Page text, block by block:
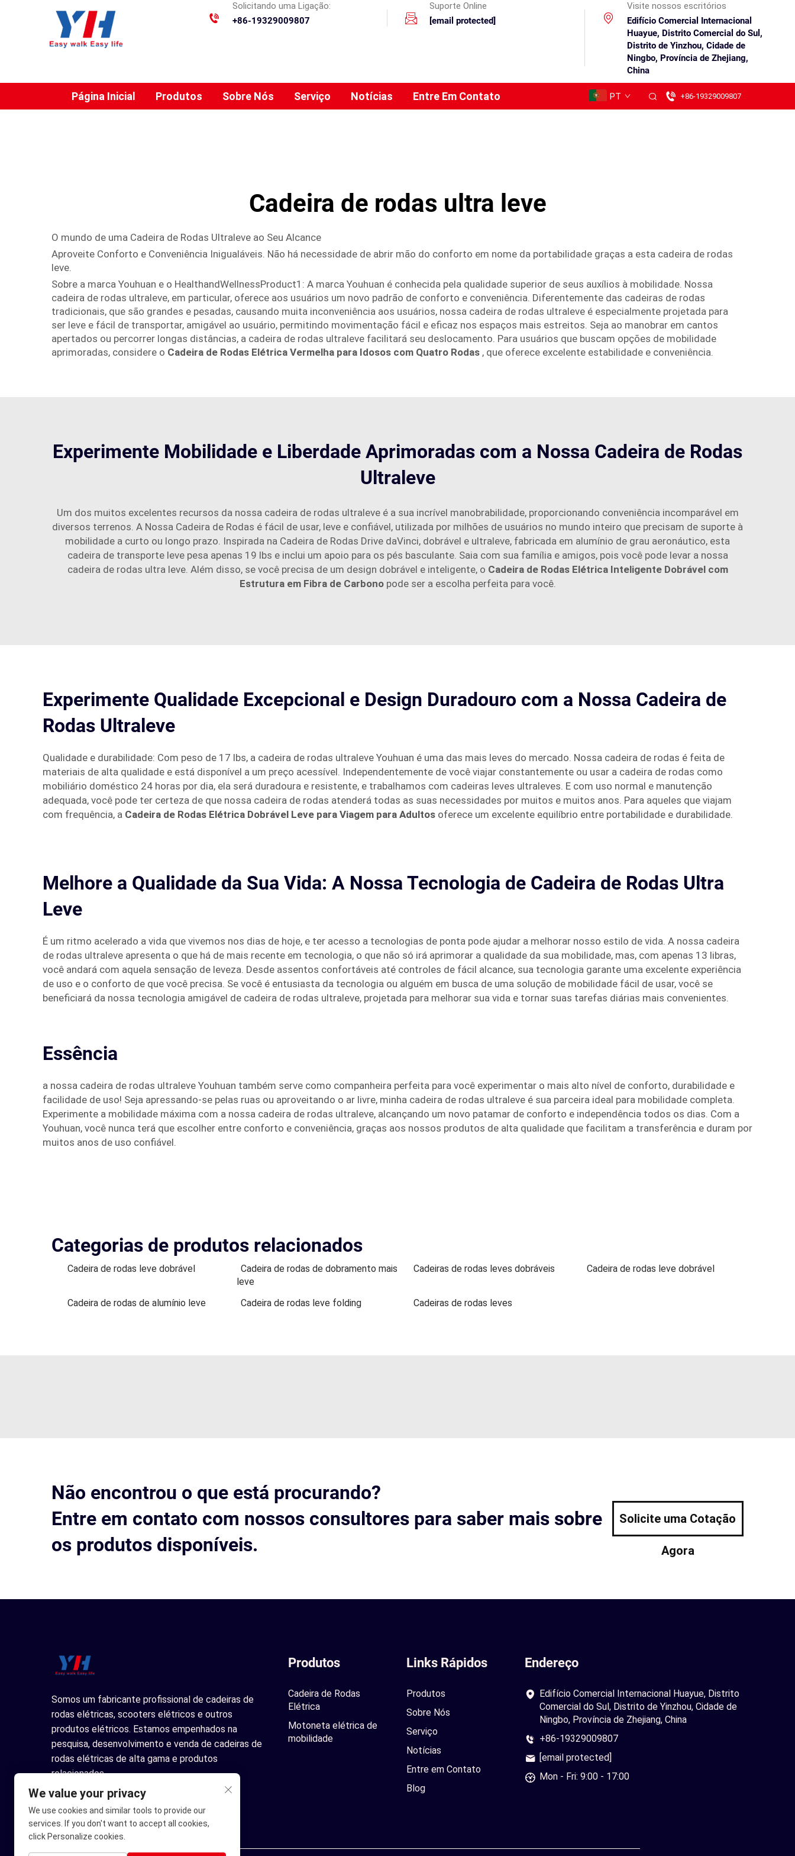
Solicitando uma Ligação:
+86-19329009807
Suporte Online
[email protected]
Visite nossos escritórios
Edifício Comercial Internacional
Huayue, Distrito Comercial do Sul,
Distrito de Yinzhou, Cidade de
Ningbo, Província de Zhejiang,
China
Página Inicial Produtos Sobre Nós Serviço Notícias Entre Em Contato PT +86-19329009807
Cadeira de rodas ultra leve
O mundo de uma Cadeira de Rodas Ultraleve ao Seu Alcance
Aproveite Conforto e Conveniência Inigualáveis. Não há necessidade de abrir mão do conforto em nome da portabilidade graças a esta cadeira de rodas
leve.
Sobre a marca Youhuan e o HealthandWellnessProduct1: A marca Youhuan é conhecida pela qualidade superior de seus auxílios à mobilidade. Nossa
cadeira de rodas ultraleve, em particular, oferece aos usuários um novo padrão de conforto e conveniência. Diferentemente das cadeiras de rodas
tradicionais, que são grandes e pesadas, causando muita inconveniência aos usuários, nossa cadeira de rodas ultraleve é especialmente projetada para
ser leve e fácil de transportar, amigável ao usuário, permitindo movimentação fácil e eficaz nos espaços mais estreitos. Seja ao manobrar em cantos
apertados ou percorrer longas distâncias, a cadeira de rodas ultraleve facilitará seu deslocamento. Para usuários que buscam opções de mobilidade
aprimoradas, considere o Cadeira de Rodas Elétrica Vermelha para Idosos com Quatro Rodas , que oferece excelente estabilidade e conveniência.
Experimente Mobilidade e Liberdade Aprimoradas com a Nossa Cadeira de Rodas
Ultraleve
Um dos muitos excelentes recursos da nossa cadeira de rodas ultraleve é a sua incrível manobrabilidade, proporcionando conveniência incomparável em
diversos terrenos. A Nossa Cadeira de Rodas é fácil de usar, leve e confiável, utilizada por milhões de usuários no mundo inteiro que precisam de suporte à
mobilidade a curto ou longo prazo. Inspirada na Cadeira de Rodas Drive daVinci, dobrável e ultraleve, fabricada em alumínio de grau aeronáutico, esta
cadeira de transporte leve pesa apenas 19 lbs e inclui um apoio para os pés basculante. Saia com sua família e amigos, pois você pode levar a nossa
cadeira de rodas ultra leve. Além disso, se você precisa de um design dobrável e inteligente, o Cadeira de Rodas Elétrica Inteligente Dobrável com
Estrutura em Fibra de Carbono pode ser a escolha perfeita para você.
Experimente Qualidade Excepcional e Design Duradouro com a Nossa Cadeira de
Rodas Ultraleve
Qualidade e durabilidade: Com peso de 17 lbs, a cadeira de rodas ultraleve Youhuan é uma das mais leves do mercado. Nossa cadeira de rodas é feita de
materiais de alta qualidade e está disponível a um preço acessível. Independentemente de você viajar constantemente ou usar a cadeira de rodas como
mobiliário doméstico 24 horas por dia, ela será duradoura e resistente, e trabalhamos com cadeiras leves ultraleves. E com uso normal e manutenção
adequada, você pode ter certeza de que nossa cadeira de rodas atenderá todas as suas necessidades por muitos e muitos anos. Para aqueles que viajam
com frequência, a Cadeira de Rodas Elétrica Dobrável Leve para Viagem para Adultos oferece um excelente equilíbrio entre portabilidade e durabilidade.
Melhore a Qualidade da Sua Vida: A Nossa Tecnologia de Cadeira de Rodas Ultra
Leve
É um ritmo acelerado a vida que vivemos nos dias de hoje, e ter acesso a tecnologias de ponta pode ajudar a melhorar nosso estilo de vida. A nossa cadeira
de rodas ultraleve apresenta o que há de mais recente em tecnologia, o que não só irá aprimorar a qualidade da sua mobilidade, mas, com apenas 13 libras,
você andará com aquela sensação de leveza. Desde assentos confortáveis até controles de fácil alcance, sua tecnologia garante uma excelente experiência
de uso e o conforto de que você precisa. Se você é entusiasta da tecnologia ou alguém em busca de uma solução de mobilidade fácil de usar, você se
beneficiará da nossa tecnologia amigável de cadeira de rodas ultraleve, projetada para melhorar sua vida e tornar suas tarefas diárias mais convenientes.
Essência
a nossa cadeira de rodas ultraleve Youhuan também serve como companheira perfeita para você experimentar o mais alto nível de conforto, durabilidade e
facilidade de uso! Seja apressando-se pelas ruas ou aproveitando o ar livre, minha cadeira de rodas ultraleve é sua parceira ideal para mobilidade completa.
Experimente a mobilidade máxima com a nossa cadeira de rodas ultraleve, alcançando um novo patamar de conforto e independência todos os dias. Com a
Youhuan, você nunca terá que escolher entre conforto e conveniência, graças aos nossos produtos de alta qualidade que facilitam a transferência e duram por
muitos anos de uso confiável.
Categorias de produtos relacionados
Cadeira de rodas leve dobrável
Cadeira de rodas de dobramento mais
leve
Cadeiras de rodas leves dobráveis Cadeira de rodas leve dobrável
Cadeira de rodas de alumínio leve Cadeira de rodas leve folding Cadeiras de rodas leves
Não encontrou o que está procurando?
Entre em contato com nossos consultores para saber mais sobre
os produtos disponíveis.
Solicite uma Cotação
Agora
Somos um fabricante profissional de cadeiras de
rodas elétricas, scooters elétricos e outros
produtos elétricos. Estamos empenhados na
pesquisa, desenvolvimento e venda de cadeiras de
rodas elétricas de alta gama e produtos
relacionados.
Produtos
Cadeira de Rodas
Elétrica
Motoneta elétrica de
mobilidade
Links Rápidos
Produtos
Sobre Nós
Serviço
Notícias
Entre em Contato
Blog
Endereço
Edifício Comercial Internacional Huayue, Distrito
Comercial do Sul, Distrito de Yinzhou, Cidade de
Ningbo, Província de Zhejiang, China
+86-19329009807
[email protected]
Mon - Fri: 9:00 - 17:00
We value your privacy
We use cookies and similar tools to provide our
services. If you don't want to accept all cookies,
click Personalize cookies.